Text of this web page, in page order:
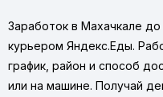
Заработок в Махачкале
курьером Яндекс.Еды.
график, район и способ
или на машине. Получай